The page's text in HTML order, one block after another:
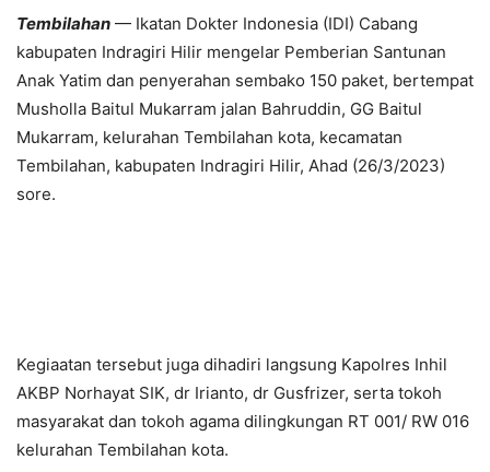
Tembilahan — Ikatan Dokter Indonesia (IDI) Cabang
kabupaten Indragiri Hilir mengelar Pemberian Santunan
Anak Yatim dan penyerahan sembako 150 paket, bertempat
Musholla Baitul Mukarram jalan Bahruddin, GG Baitul
Mukarram, kelurahan Tembilahan kota, kecamatan
Tembilahan, kabupaten Indragiri Hilir, Ahad (26/3/2023)
sore.
Kegiaatan tersebut juga dihadiri langsung Kapolres Inhil
AKBP Norhayat SIK, dr Irianto, dr Gusfrizer, serta tokoh
masyarakat dan tokoh agama dilingkungan RT 001/ RW 016
kelurahan Tembilahan kota.